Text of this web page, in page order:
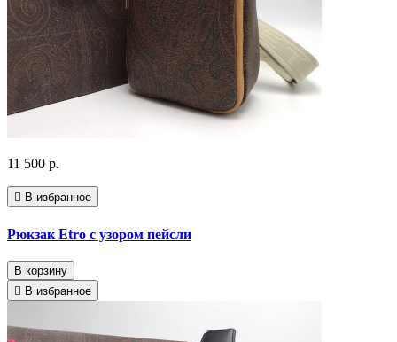
11 500 р.
В избранное
Рюкзак Etro с узором пейсли
В корзину
В избранное